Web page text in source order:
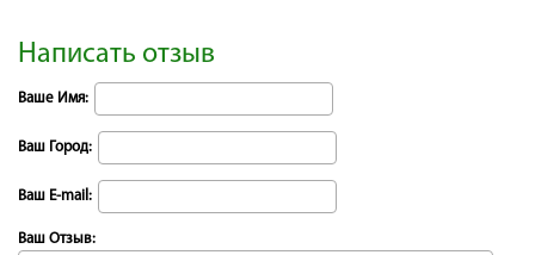
Написать отзыв
Ваше Имя:
Ваш Город:
Ваш E-mail:
Ваш Отзыв: